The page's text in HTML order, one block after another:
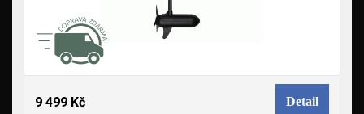
9 499 Kč Detail